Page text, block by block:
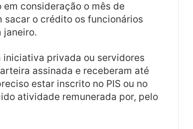
consideração o mês de
sacar o crédito os funcionários
janeiro.
iniciativa privada ou servidores
assinada e receberam até
estar inscrito no PIS ou no
atividade remunerada por, pelo